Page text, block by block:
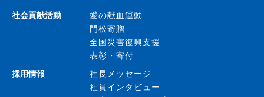
社会貢献活動
愛の献血運動
門松寄贈
全国災害復興支援
表彰・寄付
採用情報
社長メッセージ
社員インタビュー